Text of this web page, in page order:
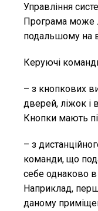
Управління
Програма може
подальшому на
Керуючі
– з кнопкових
дверей, ліжок і
Кнопки мають
– з
команди, що
себе однаково в
Наприклад,
даному